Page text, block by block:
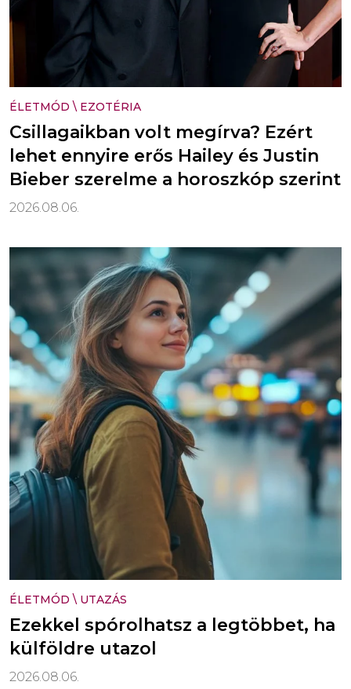
ÉLETMÓD \ EZOTÉRIA
Csillagaikban volt megírva? Ezért
lehet ennyire erős Hailey és Justin
Bieber szerelme a horoszkóp szerint
2026.08.06.
ÉLETMÓD \ UTAZÁS
Ezekkel spórolhatsz a legtöbbet, ha
külföldre utazol
2026.08.06.